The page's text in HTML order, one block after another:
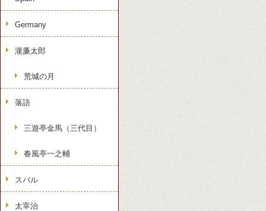
Germany
瀧廉太郎
荒城の月
落語
三遊亭金馬（三代目）
春風亭一之輔
スバル
太宰治